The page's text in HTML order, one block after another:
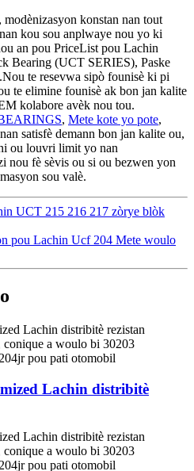
konstan nan tout
kou sou anplwaye nou yo ki
an pou PriceList pou Lachin
Bearing (UCT SERIES), Paske
te resevwa sipò founisè ki pi
te elimine founisè ak bon jan kalite
kolabore avèk nou tou.
, Mete kote yo pote,
satisfè demann bon jan kalite ou,
ou louvri limit yo nan
nou fè sèvis ou si ou bezwen yon
sou valè.
UCT 215 216 217 zòrye blòk
pou Lachin Ucf 204 Mete woulo
Lachin distribitè